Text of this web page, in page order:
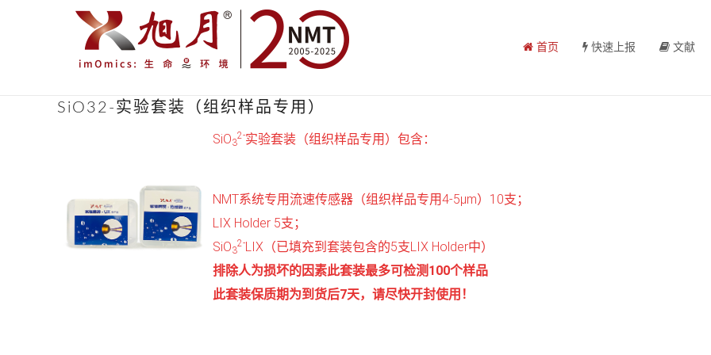
首页 快速上报 文献
SiO32-实验套装（组织样品专用）
SiO3
2-实验套装（组织样品专用）包含：
NMT系统专用流速传感器（组织样品专用4-5μm）10支；
LIX Holder 5支；
SiO3
2-LIX（已填充到套装包含的5支LIX Holder中）
排除人为损坏的因素此套装最多可检测100个样品
此套装保质期为到货后7天，请尽快开封使用！